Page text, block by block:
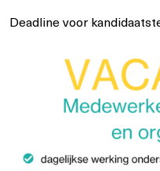
Deadline voor